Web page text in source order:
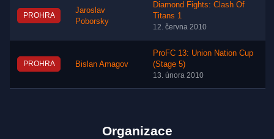
PROHRA
Jaroslav
Poborsky
Diamond Fights: Clash Of
Titans 1
12. června 2010
PROHRA Bislan Amagov
ProFC 13: Union Nation Cup
(Stage 5)
13. února 2010
Organizace